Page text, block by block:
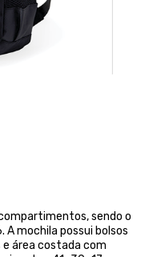
sendo o
A mochila possui bolsos
e área costada com